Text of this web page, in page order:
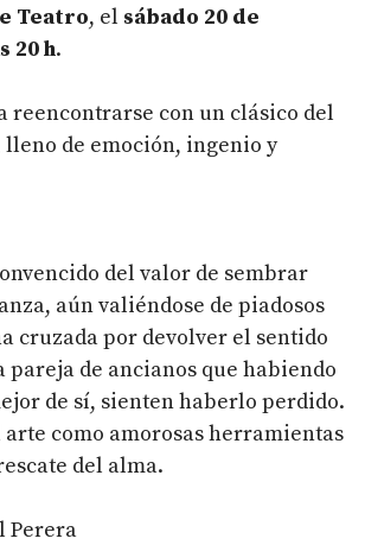
Teatro, el sábado 20 de
20 h.
reencontrarse con un clásico del
de emoción, ingenio y
del valor de sembrar
aún valiéndose de piadosos
cruzada por devolver el sentido
pareja de ancianos que habiendo
de sí, sienten haberlo perdido.
como amorosas herramientas
del alma.
Perera